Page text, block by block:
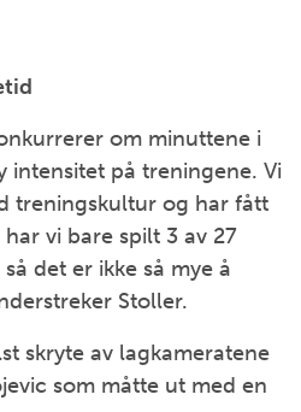
om minuttene i
intensitet på treningene. Vi
treningskultur og har fått
vi bare spilt 3 av 27
det er ikke så mye å
Stoller.
skryte av lagkameratene
som måtte ut med en